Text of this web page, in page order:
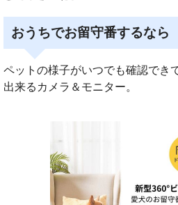
おうちでお留守番するなら
ペットの様子がいつでも確認でき
出来るカメラ＆モニター。